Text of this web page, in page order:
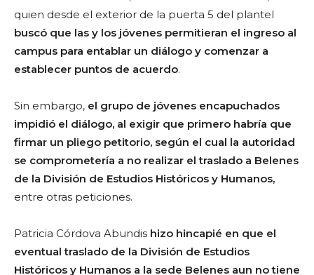
quien desde el exterior de la puerta 5 del plantel
buscó que las y los jóvenes permitieran el ingreso al
campus para entablar un diálogo y comenzar a
establecer puntos de acuerdo.
Sin embargo, el grupo de jóvenes encapuchados
impidió el diálogo, al exigir que primero habría que
firmar un pliego petitorio, según el cual la autoridad
se comprometería a no realizar el traslado a Belenes
de la División de Estudios Históricos y Humanos,
entre otras peticiones.
Patricia Córdova Abundis hizo hincapié en que el
eventual traslado de la División de Estudios
Históricos y Humanos a la sede Belenes aun no tiene